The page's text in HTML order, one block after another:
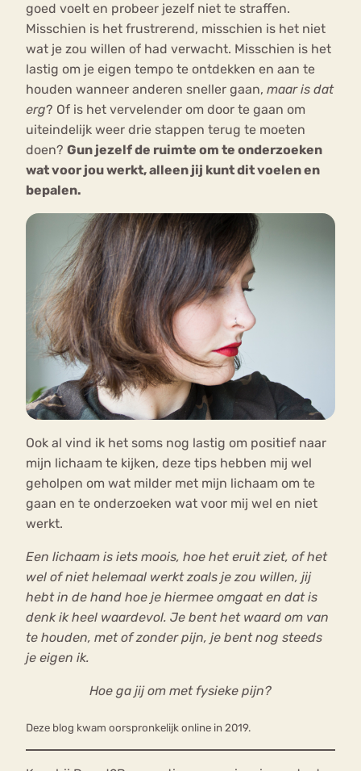
goed voelt en probeer jezelf niet te straffen.
Misschien is het frustrerend, misschien is het niet
wat je zou willen of had verwacht. Misschien is het
lastig om je eigen tempo te ontdekken en aan te
houden wanneer anderen sneller gaan, maar is dat
erg? Of is het vervelender om door te gaan om
uiteindelijk weer drie stappen terug te moeten
doen? Gun jezelf de ruimte om te onderzoeken
wat voor jou werkt, alleen jij kunt dit voelen en
bepalen.
Ook al vind ik het soms nog lastig om positief naar
mijn lichaam te kijken, deze tips hebben mij wel
geholpen om wat milder met mijn lichaam om te
gaan en te onderzoeken wat voor mij wel en niet
werkt.
Een lichaam is iets moois, hoe het eruit ziet, of het
wel of niet helemaal werkt zoals je zou willen, jij
hebt in de hand hoe je hiermee omgaat en dat is
denk ik heel waardevol. Je bent het waard om van
te houden, met of zonder pijn, je bent nog steeds
je eigen ik.
Hoe ga jij om met fysieke pijn?
Deze blog kwam oorspronkelijk online in 2019.